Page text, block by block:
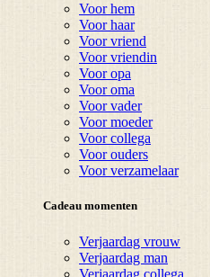
Voor hem
Voor haar
Voor vriend
Voor vriendin
Voor opa
Voor oma
Voor vader
Voor moeder
Voor collega
Voor ouders
Voor verzamelaar
Cadeau momenten
Verjaardag vrouw
Verjaardag man
Verjaardag collega